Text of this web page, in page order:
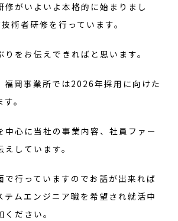
修がいよいよ本格的に始まりまし
術者研修を行っています。
をお伝えできればと思います。
福岡事業所では2026年採用に向けた
。
中心に当社の事業内容、社員ファー
しています。
で行っていますのでお話が出来れば
テムエンジニア職を希望され就活中
ださい。